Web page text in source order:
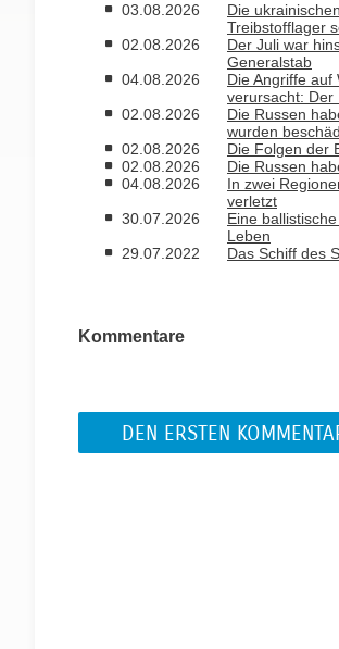
03.08.2026
Die
Treibstofflager
02.08.2026
Der Juli war
Generalstab
04.08.2026
Die Angriffe
verursacht: Der
02.08.2026
Die Russen
wurden
02.08.2026
Die Folgen der
02.08.2026
Die Russen
04.08.2026
In zwei
verletzt
30.07.2026
Eine
Leben
29.07.2022
Das Schiff des
Kommentare
DEN ERSTEN